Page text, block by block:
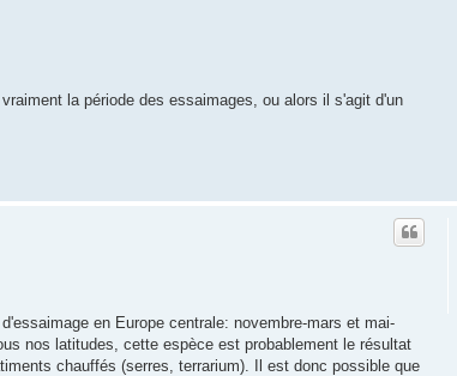
la période des essaimages, ou alors il s'agit d'un
en Europe centrale: novembre-mars et mai-
nos latitudes, cette espèce est probablement le résultat
chauffés (serres, terrarium). Il est donc possible que